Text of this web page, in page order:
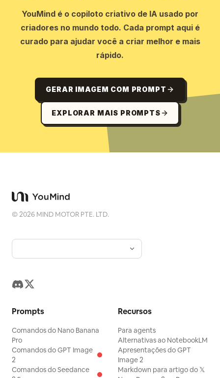
YouMind é o copiloto criativo de IA usado por
criadores no mundo todo. Cada prompt aqui é
curado para ajudar você a criar melhor e mais
rápido.
GERAR IMAGEM COM PROMPT
EXPLORAR MAIS PROMPTS
©2026 MIND MOTOR PTE. LTD.
Prompts
Comandos do Nano Banana
Pro
Comandos do GPT Image
2
Comandos do Seedance
Recursos
Para agents
Alternativas ao NotebookLM
Apresentações do GPT
Image 2
Markdown para artigo do 𝕏